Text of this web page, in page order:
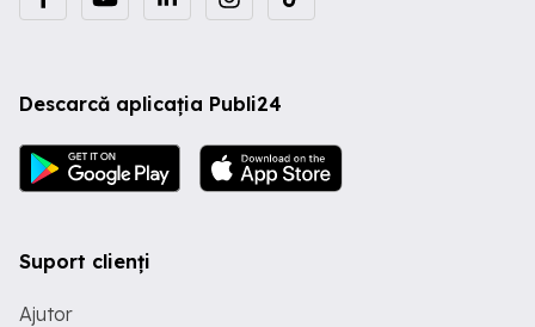
Descarcă aplicația Publi24
Suport clienți
Ajutor